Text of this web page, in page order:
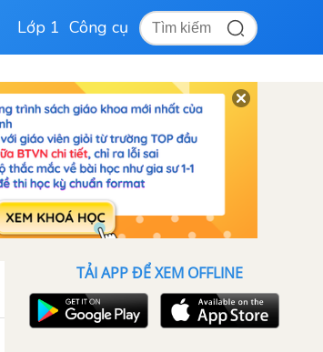
Lớp 1 Công cụ
TẢI APP ĐỂ XEM OFFLINE